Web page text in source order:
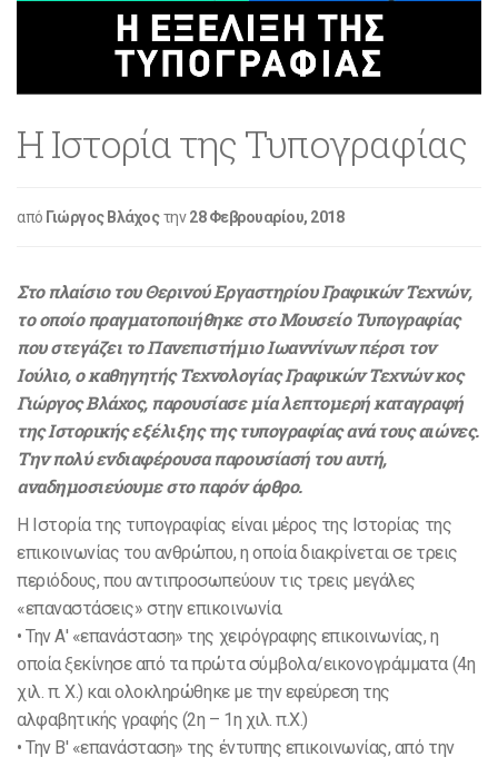
Η Ιστορία της Τυπογραφίας
από Γιώργος Βλάχος την28 Φεβρουαρίου, 2018
Στο πλαίσιο του Θερινού Εργαστηρίου Γραφικών Τεχνών,
το οποίο πραγματοποιήθηκε στο Μουσείο Τυπογραφίας
που στεγάζει το Πανεπιστήμιο Ιωαννίνων πέρσι τον
Ιούλιο, ο καθηγητής Τεχνολογίας Γραφικών Τεχνών κος
Γιώργος Βλάχος, παρουσίασε μία λεπτομερή καταγραφή
της Ιστορικής εξέλιξης της τυπογραφίας ανά τους αιώνες.
Την πολύ ενδιαφέρουσα παρουσίασή του αυτή,
αναδημοσιεύουμε στο παρόν άρθρο.
Η Ιστορία της τυπογραφίας είναι μέρος της Ιστορίας της
επικοινωνίας του ανθρώπου, η οποία διακρίνεται σε τρεις
περιόδους, που αντιπροσωπεύουν τις τρεις μεγάλες
«επαναστάσεις» στην επικοινωνία.
• Την Α' «επανάσταση» της χειρόγραφης επικοινωνίας, η
οποία ξεκίνησε από τα πρώτα σύμβολα/εικονογράμματα (4η
χιλ. π. Χ.) και ολοκληρώθηκε με την εφεύρεση της
αλφαβητικής γραφής (2η – 1η χιλ. π.Χ.)
• Την Β' «επανάσταση» της έντυπης επικοινωνίας, από την